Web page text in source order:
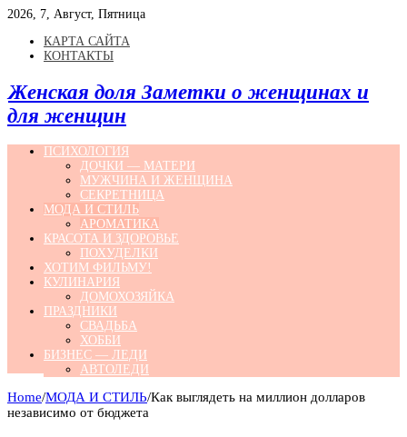
2026, 7, Август, Пятница
КАРТА САЙТА
КОНТАКТЫ
Женская доля Заметки о женщинах и
для женщин
ПСИХОЛОГИЯ
ДОЧКИ — МАТЕРИ
МУЖЧИНА И ЖЕНЩИНА
СЕКРЕТНИЦА
МОДА И СТИЛЬ
АРОМАТИКА
КРАСОТА И ЗДОРОВЬЕ
ПОХУДЕЛКИ
ХОТИМ ФИЛЬМУ!
КУЛИНАРИЯ
ДОМОХОЗЯЙКА
ПРАЗДНИКИ
СВАДЬБА
ХОББИ
БИЗНЕС — ЛЕДИ
АВТОЛЕДИ
Home/МОДА И СТИЛЬ/Как выглядеть на миллион долларов
независимо от бюджета